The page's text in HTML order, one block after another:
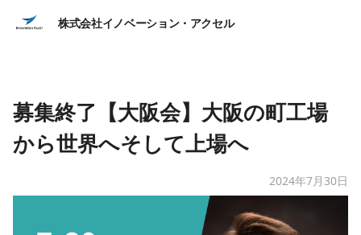
株式会社イノベーション・アクセル
募集終了【大阪会】大阪の町工場
から世界へそして上場へ
2024年7月30日